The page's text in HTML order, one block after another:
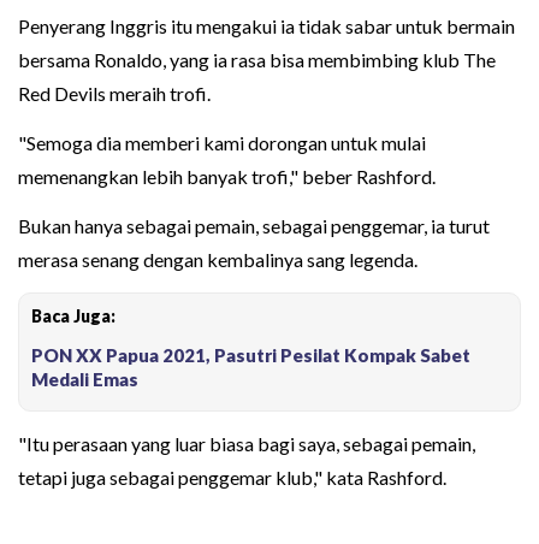
Penyerang Inggris itu mengakui ia tidak sabar untuk bermain
bersama Ronaldo, yang ia rasa bisa membimbing klub The
Red Devils meraih trofi.
"Semoga dia memberi kami dorongan untuk mulai
memenangkan lebih banyak trofi," beber Rashford.
Bukan hanya sebagai pemain, sebagai penggemar, ia turut
merasa senang dengan kembalinya sang legenda.
Baca Juga:
PON XX Papua 2021, Pasutri Pesilat Kompak Sabet
Medali Emas
"Itu perasaan yang luar biasa bagi saya, sebagai pemain,
tetapi juga sebagai penggemar klub," kata Rashford.